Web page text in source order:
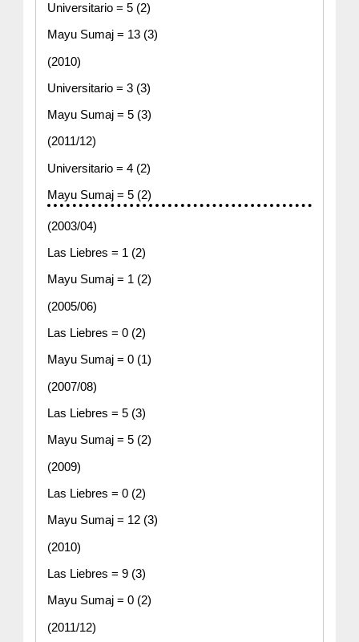
Universitario = 5 (2)
Mayu Sumaj = 13 (3)
(2010)
Universitario = 3 (3)
Mayu Sumaj = 5 (3)
(2011/12)
Universitario = 4 (2)
Mayu Sumaj = 5 (2)
(2003/04)
Las Liebres = 1 (2)
Mayu Sumaj = 1 (2)
(2005/06)
Las Liebres = 0 (2)
Mayu Sumaj = 0 (1)
(2007/08)
Las Liebres = 5 (3)
Mayu Sumaj = 5 (2)
(2009)
Las Liebres = 0 (2)
Mayu Sumaj = 12 (3)
(2010)
Las Liebres = 9 (3)
Mayu Sumaj = 0 (2)
(2011/12)